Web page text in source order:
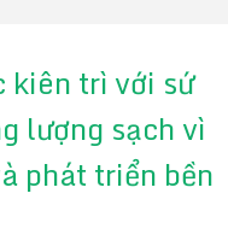
kiên trì với sứ
lượng sạch vì
phát triển bền